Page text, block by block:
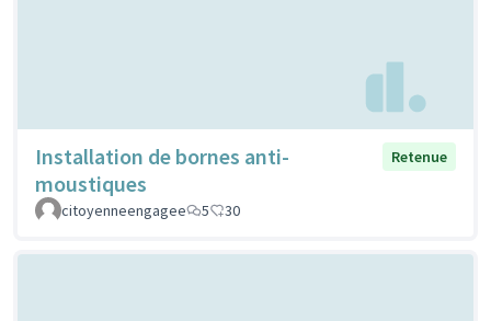
Installation de bornes anti-
moustiques
Retenue
citoyenneengagee 5 30